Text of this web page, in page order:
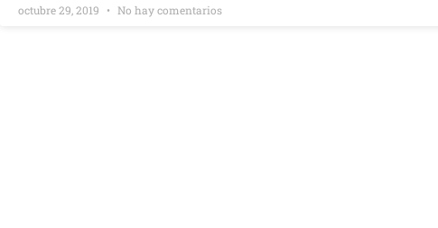
octubre 29, 2019 No hay comentarios